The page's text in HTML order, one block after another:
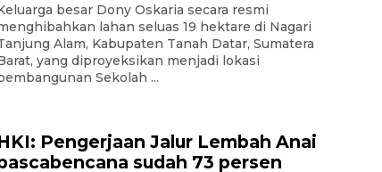
besar Dony Oskaria secara resmi
lahan seluas 19 hektare di Nagari
Alam, Kabupaten Tanah Datar, Sumatera
yang diproyeksikan menjadi lokasi
Sekolah ...
Pengerjaan Jalur Lembah Anai
sudah 73 persen